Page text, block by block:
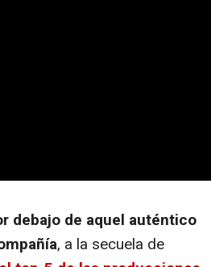
debajo de aquel auténtico
, a la secuela de